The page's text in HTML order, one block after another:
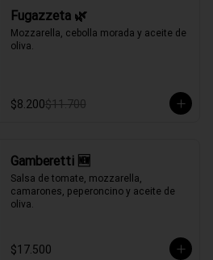
Fugazzeta 🌿
Mozzarella, cebolla morada y aceite de
oliva.
$8.200$11.700
Gamberetti 🆕
Salsa de tomate, mozzarella,
camarones, peperoncino y aceite de
oliva.
$17.500